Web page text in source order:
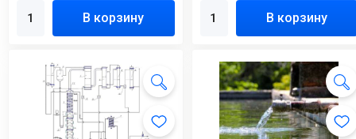
В корзину В корзину